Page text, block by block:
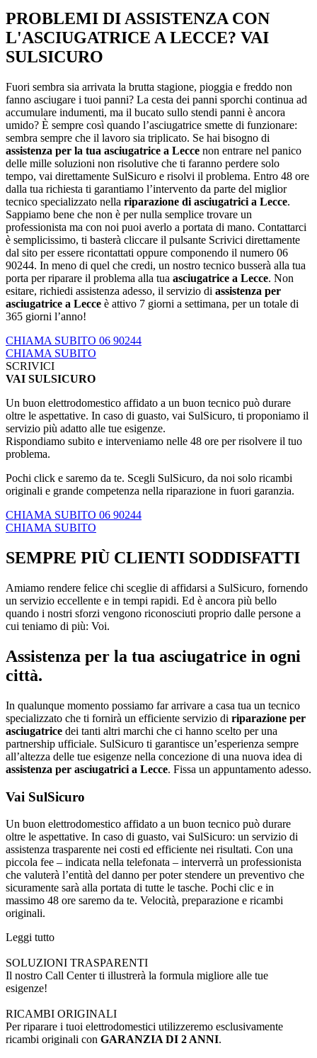
PROBLEMI DI ASSISTENZA CON
L'ASCIUGATRICE A LECCE? VAI
SULSICURO
Fuori sembra sia arrivata la brutta stagione, pioggia e freddo non
fanno asciugare i tuoi panni? La cesta dei panni sporchi continua ad
accumulare indumenti, ma il bucato sullo stendi panni è ancora
umido? È sempre così quando l’asciugatrice smette di funzionare:
sembra sempre che il lavoro sia triplicato. Se hai bisogno di
assistenza per la tua asciugatrice a Lecce non entrare nel panico
delle mille soluzioni non risolutive che ti faranno perdere solo
tempo, vai direttamente SulSicuro e risolvi il problema. Entro 48 ore
dalla tua richiesta ti garantiamo l’intervento da parte del miglior
tecnico specializzato nella riparazione di asciugatrici a Lecce.
Sappiamo bene che non è per nulla semplice trovare un
professionista ma con noi puoi averlo a portata di mano. Contattarci
è semplicissimo, ti basterà cliccare il pulsante Scrivici direttamente
dal sito per essere ricontattati oppure componendo il numero 06
90244. In meno di quel che credi, un nostro tecnico busserà alla tua
porta per riparare il problema alla tua asciugatrice a Lecce. Non
esitare, richiedi assistenza adesso, il servizio di assistenza per
asciugatrice a Lecce è attivo 7 giorni a settimana, per un totale di
365 giorni l’anno!
CHIAMA SUBITO 06 90244
CHIAMA SUBITO
SCRIVICI
VAI SULSICURO
Un buon elettrodomestico affidato a un buon tecnico può durare
oltre le aspettative. In caso di guasto, vai SulSicuro, ti proponiamo il
servizio più adatto alle tue esigenze.
Rispondiamo subito e interveniamo nelle 48 ore per risolvere il tuo
problema.
Pochi click e saremo da te. Scegli SulSicuro, da noi solo ricambi
originali e grande competenza nella riparazione in fuori garanzia.
CHIAMA SUBITO 06 90244
CHIAMA SUBITO
SEMPRE PIÙ CLIENTI SODDISFATTI
Amiamo rendere felice chi sceglie di affidarsi a SulSicuro, fornendo
un servizio eccellente e in tempi rapidi. Ed è ancora più bello
quando i nostri sforzi vengono riconosciuti proprio dalle persone a
cui teniamo di più: Voi.
Assistenza per la tua asciugatrice in ogni
città.
In qualunque momento possiamo far arrivare a casa tua un tecnico
specializzato che ti fornirà un efficiente servizio di riparazione per
asciugatrice dei tanti altri marchi che ci hanno scelto per una
partnership ufficiale. SulSicuro ti garantisce un’esperienza sempre
all’altezza delle tue esigenze nella concezione di una nuova idea di
assistenza per asciugatrici a Lecce. Fissa un appuntamento adesso.
Vai SulSicuro
Un buon elettrodomestico affidato a un buon tecnico può durare
oltre le aspettative. In caso di guasto, vai SulSicuro: un servizio di
assistenza trasparente nei costi ed efficiente nei risultati. Con una
piccola fee – indicata nella telefonata – interverrà un professionista
che valuterà l’entità del danno per poter stendere un preventivo che
sicuramente sarà alla portata di tutte le tasche. Pochi clic e in
massimo 48 ore saremo da te. Velocità, preparazione e ricambi
originali.
Leggi tutto
SOLUZIONI TRASPARENTI
Il nostro Call Center ti illustrerà la formula migliore alle tue
esigenze!
RICAMBI ORIGINALI
Per riparare i tuoi elettrodomestici utilizzeremo esclusivamente
ricambi originali con GARANZIA DI 2 ANNI.